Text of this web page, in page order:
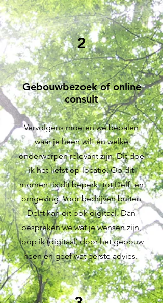
2
Gebouwbezoek of online
consult
Vervolgens moeten we bepalen
waar je heen wilt en welke
onderwerpen relevant zijn. Dit doe
ik het liefst op locatie. Op dit
moment is dit beperkt tot Delft en
omgeving. Voor bedrijven buiten
Delft kan dit ook digitaal. Dan
bespreken we wat je wensen zijn,
loop ik (digitaal) door het gebouw
heen en geef wat eerste advies.